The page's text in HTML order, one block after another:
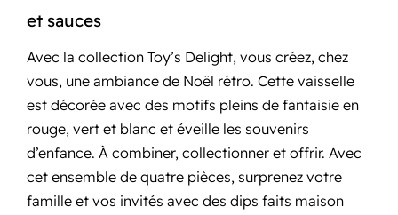
e
:
et sauces
Avec la collection Toy’s Delight, vous créez, chez
vous, une ambiance de Noël rétro. Cette vaisselle
est décorée avec des motifs pleins de fantaisie en
rouge, vert et blanc et éveille les souvenirs
d’enfance. À combiner, collectionner et offrir. Avec
cet ensemble de quatre pièces, surprenez votre
famille et vos invités avec des dips faits maison